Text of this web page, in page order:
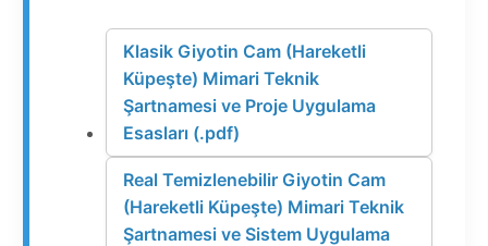
Klasik Giyotin Cam (Hareketli
Küpeşte) Mimari Teknik
Şartnamesi ve Proje Uygulama
Esasları (.pdf)
Real Temizlenebilir Giyotin Cam
(Hareketli Küpeşte) Mimari Teknik
Şartnamesi ve Sistem Uygulama